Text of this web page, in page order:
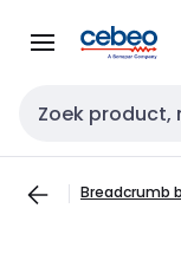
naar
naar
Zoekveld invoer
Breadcrumb